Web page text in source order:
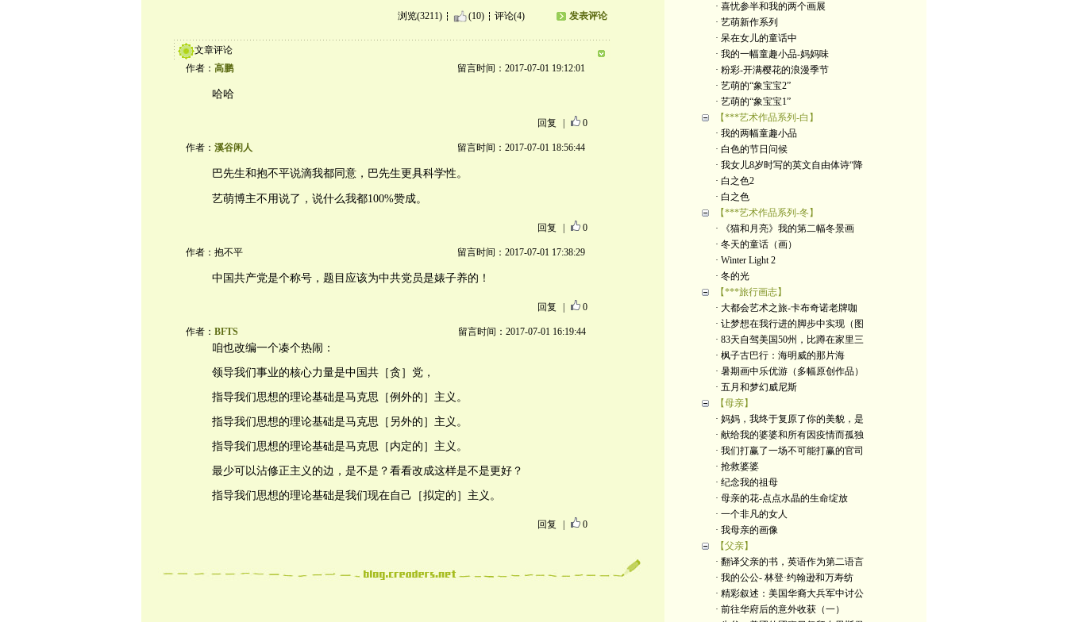
浏览(3211) (10) 评论(4) 发表评论
文章评论
作者： 高鹏 留言时间：2017-07-01 19:12:01
哈哈
回复 0
作者： 溪谷闲人 留言时间：2017-07-01 18:56:44
巴先生和抱不平说滴我都同意，巴先生更具科学性。
艺萌博主不用说了，说什么我都100%赞成。
回复 0
作者：抱不平 留言时间：2017-07-01 17:38:29
中国共产党是个称号，题目应该为中共党员是婊子养的！
回复 0
作者： BFTS 留言时间：2017-07-01 16:19:44
咱也改编一个凑个热闹：
领导我们事业的核心力量是中国共［贪］党，
指导我们思想的理论基础是马克思［例外的］主义。
指导我们思想的理论基础是马克思［另外的］主义。
指导我们思想的理论基础是马克思［内定的］主义。
最少可以沾修正主义的边，是不是？看看改成这样是不是更好？
指导我们思想的理论基础是我们现在自己［拟定的］主义。
回复 0
· 喜忧参半和我的两个画展
· 艺萌新作系列
· 呆在女儿的童话中
· 我的一幅童趣小品-妈妈味
· 粉彩-开满樱花的浪漫季节
· 艺萌的“象宝宝2”
· 艺萌的“象宝宝1”
【***艺术作品系列-白】
· 我的两幅童趣小品
· 白色的节日问候
· 我女儿8岁时写的英文自由体诗“降
· 白之色2
· 白之色
【***艺术作品系列-冬】
· 《猫和月亮》我的第二幅冬景画
· 冬天的童话（画）
· Winter Light 2
· 冬的光
【***旅行画志】
· 大都会艺术之旅-卡布奇诺老牌咖
· 让梦想在我行进的脚步中实现（图
· 83天自驾美国50州，比蹲在家里三
· 枫子古巴行：海明威的那片海
· 暑期画中乐优游（多幅原创作品）
· 五月和梦幻威尼斯
【母亲】
· 妈妈，我终于复原了你的美貌，是
· 献给我的婆婆和所有因疫情而孤独
· 我们打赢了一场不可能打赢的官司
· 抢救婆婆
· 纪念我的祖母
· 母亲的花-点点水晶的生命绽放
· 一个非凡的女人
· 我母亲的画像
【父亲】
· 翻译父亲的书，英语作为第二语言
· 我的公公- 林登·约翰逊和万寿纺
· 精彩叙述：美国华裔大兵军中讨公
· 前往华府后的意外收获（一）